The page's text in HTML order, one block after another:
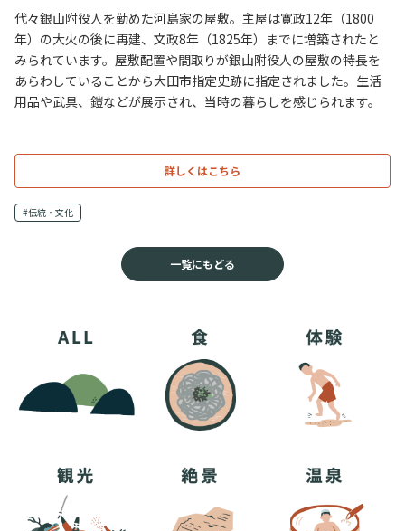
代々銀山附役人を勤めた河島家の屋敷。主屋は寛政12年（1800
年）の大火の後に再建、文政8年（1825年）までに増築されたと
みられています。屋敷配置や間取りが銀山附役人の屋敷の特長を
あらわしていることから大田市指定史跡に指定されました。生活
用品や武具、鎧などが展示され、当時の暮らしを感じられます。
詳しくはこちら
#伝統・文化
一覧にもどる